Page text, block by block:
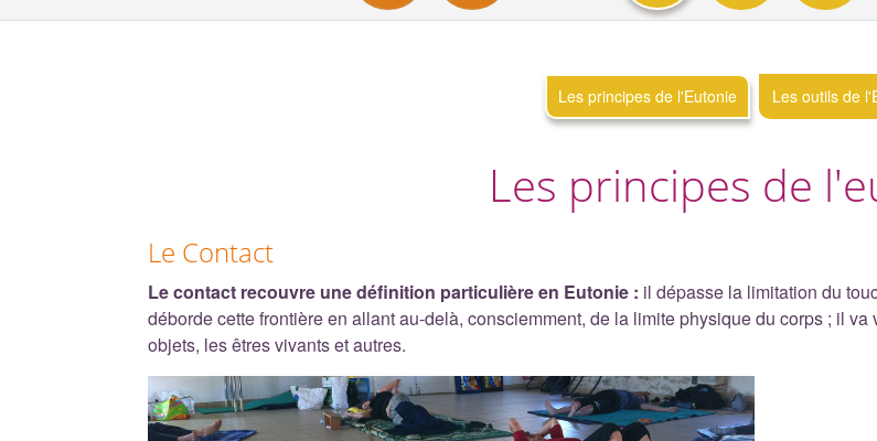
Les principes de l'Eutonie Les outils de
Les principes de
Le Contact
Le contact recouvre une définition particulière en Eutonie : il dépasse la limitation du
déborde cette frontière en allant au-delà, consciemment, de la limite physique du corps ; il va
objets, les êtres vivants et autres.